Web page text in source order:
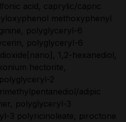
acid, caprylic/capric
methoxyphenyl
polyglyceryl-6
polyglyceryl-6
1,2-hexanediol,
hectorite,
2
adipic
polyglyceryl-3
3 polyricinoleate, piroctone